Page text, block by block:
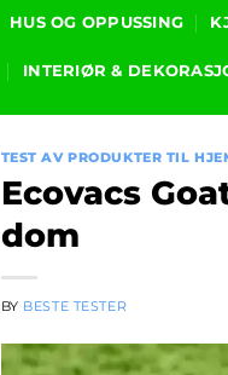
HUS OG OPPUSSING
INTERIØR &
TEST AV PRODUKTER TIL
Ecovacs
dom
BY BESTE TESTER